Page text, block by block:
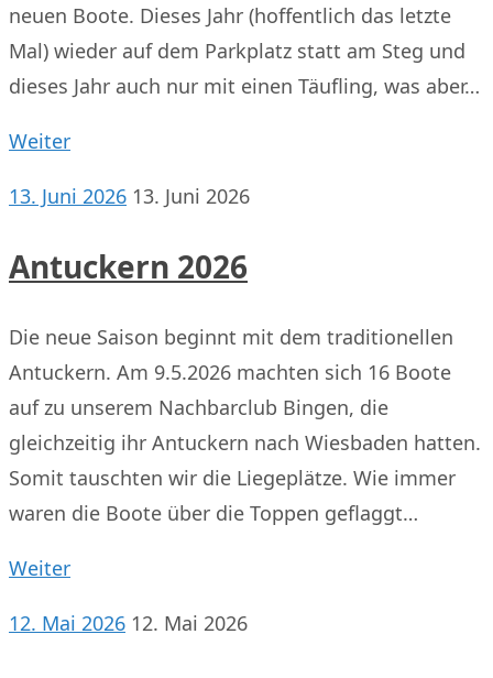
neuen Boote. Dieses Jahr (hoffentlich das letzte
Mal) wieder auf dem Parkplatz statt am Steg und
dieses Jahr auch nur mit einen Täufling, was aber…
Weiter
13. Juni 2026 13. Juni 2026
Antuckern 2026
Die neue Saison beginnt mit dem traditionellen
Antuckern. Am 9.5.2026 machten sich 16 Boote
auf zu unserem Nachbarclub Bingen, die
gleichzeitig ihr Antuckern nach Wiesbaden hatten.
Somit tauschten wir die Liegeplätze. Wie immer
waren die Boote über die Toppen geflaggt…
Weiter
12. Mai 2026 12. Mai 2026